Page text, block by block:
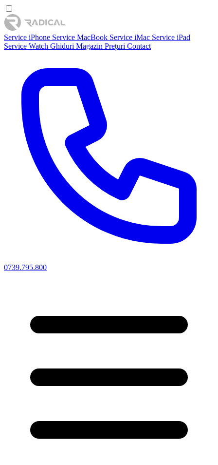
Service iPhone Service MacBook Service iMac Service iPad
Service Watch Ghiduri Magazin Prețuri Contact
0739.795.800